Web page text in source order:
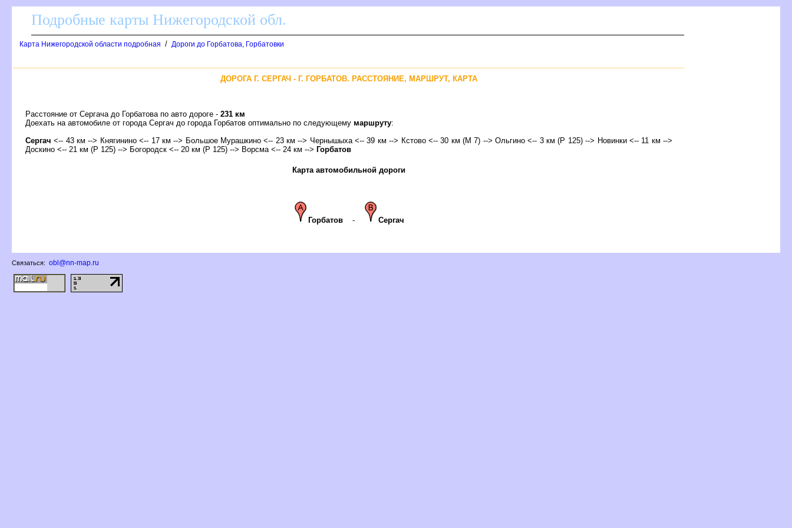
Подробные карты Нижегородской обл.
Карта Нижегородской области подробная / Дороги до Горбатова, Горбатовки
ДОРОГА Г. СЕРГАЧ - Г. ГОРБАТОВ. РАССТОЯНИЕ, МАРШРУТ, КАРТА
Расстояние от Сергача до Горбатова по авто дороге - 231 км
Доехать на автомобиле от города Сергач до города Горбатов оптимально по следующему маршруту:
Сергач <-- 43 км --> Княгинино <-- 17 км --> Большое Мурашкино <-- 23 км --> Чернышыха <-- 39 км --> Кстово<-- 30 км (М 7) --> Ольгино <-- 3 км (Р 125) --> Новинки <-- 11 км -->
Доскино <-- 21 км (Р 125) --> Богородск <-- 20 км (Р 125) --> Ворсма <-- 24 км --> Горбато
Карта автомобильной дороги
Горбато- Сергач
Связаться: obl@nn-map.ru